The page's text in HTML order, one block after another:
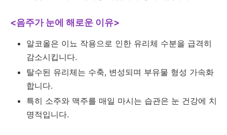
<음주가 눈에 해로운 이유>
알코올은 이뇨 작용으로 인한 유리체 수분을 급격히
감소시킵니다.
탈수된 유리체는 수축, 변성되며 부유물 형성 가속화
합니다.
특히 소주와 맥주를 매일 마시는 습관은 눈 건강에 치
명적입니다.